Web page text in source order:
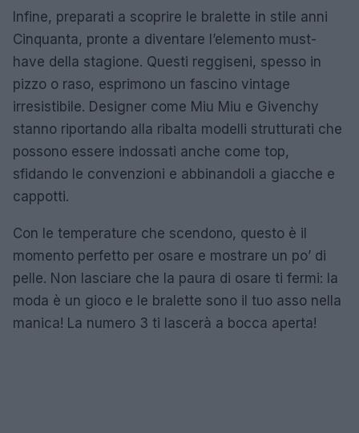
Infine, preparati a scoprire le bralette in stile anni
Cinquanta, pronte a diventare l’elemento must-
have della stagione. Questi reggiseni, spesso in
pizzo o raso, esprimono un fascino vintage
irresistibile. Designer come Miu Miu e Givenchy
stanno riportando alla ribalta modelli strutturati che
possono essere indossati anche come top,
sfidando le convenzioni e abbinandoli a giacche e
cappotti.
Con le temperature che scendono, questo è il
momento perfetto per osare e mostrare un po’ di
pelle. Non lasciare che la paura di osare ti fermi: la
moda è un gioco e le bralette sono il tuo asso nella
manica! La numero 3 ti lascerà a bocca aperta!